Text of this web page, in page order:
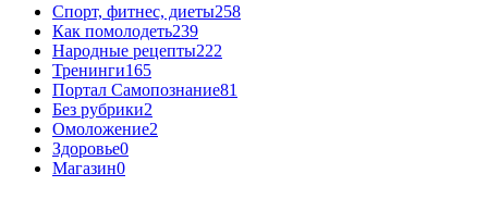
Спорт, фитнес, диеты258
Как помолодеть239
Народные рецепты222
Тренинги165
Портал Самопознание81
Без рубрики2
Омоложение2
Здоровье0
Магазин0